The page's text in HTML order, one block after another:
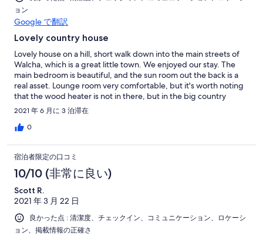
ョン
Google で翻訳
Lovely country house
Lovely house on a hill, short walk down into the main streets of
Walcha, which is a great little town. We enjoyed our stay. The
main bedroom is beautiful, and the sun room out the back is a
real asset. Lounge room very comfortable, but it's worth noting
that the wood heater is not in there, but in the big country
kitchen/dining room. Lounge has electric heater that works well.
Kitchen well equipped, and there are excellent shops, cafes and
pubs in town. We had some issues with heating, as the wood
there wasn't enough dry kindling or small wood provided. Some
noise in the twin bedroom from the sliding/banging toilet door.
Accuracy: just a note that there is a queen room, twin room and
a single bed in another room.
2021 年 6 月に 3 泊滞在
0
宿泊者限定の口コミ
10/10 (非常に良い)
Scott R.
2021 年 3 月 22 日
良かった点 : 清潔度、チェックイン、コミュニケーション、ロケーシ
ョン、掲載情報の正確さ